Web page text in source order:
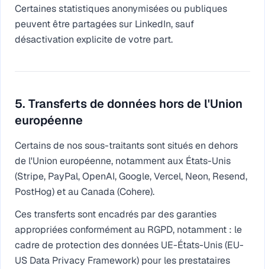
Certaines statistiques anonymisées ou publiques
peuvent être partagées sur LinkedIn, sauf
désactivation explicite de votre part.
5. Transferts de données hors de l'Union
européenne
Certains de nos sous-traitants sont situés en dehors
de l'Union européenne, notamment aux États-Unis
(Stripe, PayPal, OpenAI, Google, Vercel, Neon, Resend,
PostHog) et au Canada (Cohere).
Ces transferts sont encadrés par des garanties
appropriées conformément au RGPD, notamment : le
cadre de protection des données UE-États-Unis (EU-
US Data Privacy Framework) pour les prestataires